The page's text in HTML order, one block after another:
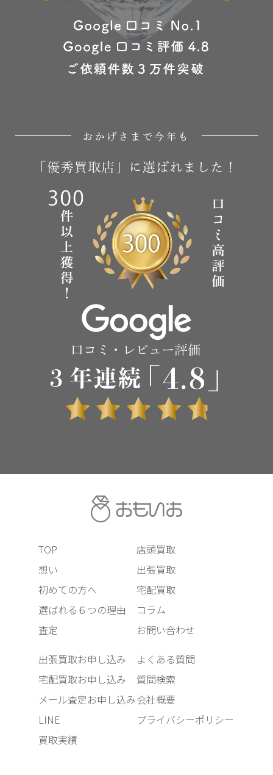
TOP
想い
初めての方へ
選ばれる６つの理由
査定
店頭買取
出張買取
宅配買取
コラム
お問い合わせ
出張買取お申し込み
宅配買取お申し込み
メール査定お申し込み
LINE
買取実績
よくある質問
質問検索
会社概要
プライバシーポリシー